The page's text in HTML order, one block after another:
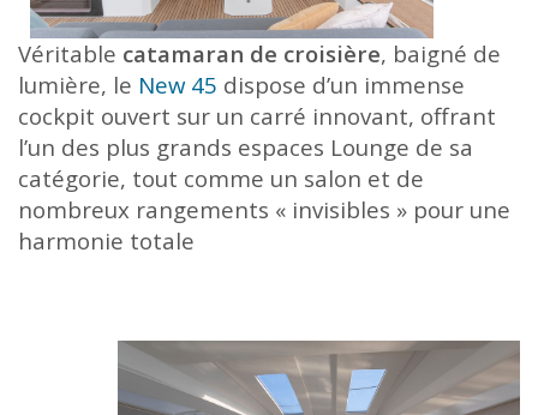
Véritable catamaran de croisière, baigné de
lumière, le New 45 dispose d’un immense
cockpit ouvert sur un carré innovant, offrant
l’un des plus grands espaces Lounge de sa
catégorie, tout comme un salon et de
nombreux rangements « invisibles » pour une
harmonie totale